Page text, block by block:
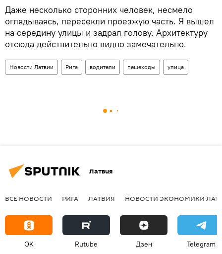
Даже несколько сторонних человек, несмело
оглядываясь, пересекли проезжую часть. Я вышел
на середину улицы и задрал голову. Архитектуру
отсюда действительно видно замечательно.
Новости Латвии Рига водители пешеходы улица
Латвия
ВСЕ НОВОСТИ РИГА ЛАТВИЯ НОВОСТИ ЭКОНОМИКИ
OK Rutube Дзен Telegram